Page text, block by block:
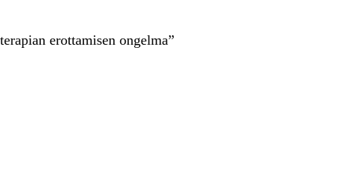
erottamisen ongelma”